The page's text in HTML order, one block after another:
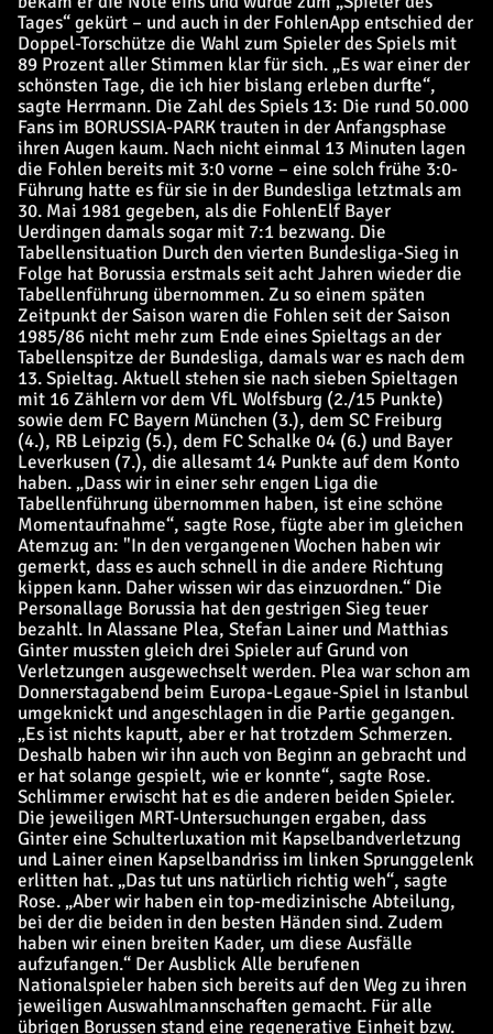
Tages“ gekürt – und auch in der FohlenApp entschied der
Doppel-Torschütze die Wahl zum Spieler des Spiels mit
89 Prozent aller Stimmen klar für sich. „Es war einer der
schönsten Tage, die ich hier bislang erleben durfte“,
sagte Herrmann. Die Zahl des Spiels 13: Die rund 50.000
Fans im BORUSSIA-PARK trauten in der Anfangsphase
ihren Augen kaum. Nach nicht einmal 13 Minuten lagen
die Fohlen bereits mit 3:0 vorne – eine solch frühe 3:0-
Führung hatte es für sie in der Bundesliga letztmals am
30. Mai 1981 gegeben, als die FohlenElf Bayer
Uerdingen damals sogar mit 7:1 bezwang. Die
Tabellensituation Durch den vierten Bundesliga-Sieg in
Folge hat Borussia erstmals seit acht Jahren wieder die
Tabellenführung übernommen. Zu so einem späten
Zeitpunkt der Saison waren die Fohlen seit der Saison
1985/86 nicht mehr zum Ende eines Spieltags an der
Tabellenspitze der Bundesliga, damals war es nach dem
13. Spieltag. Aktuell stehen sie nach sieben Spieltagen
mit 16 Zählern vor dem VfL Wolfsburg (2./15 Punkte)
sowie dem FC Bayern München (3.), dem SC Freiburg
(4.), RB Leipzig (5.), dem FC Schalke 04 (6.) und Bayer
Leverkusen (7.), die allesamt 14 Punkte auf dem Konto
haben. „Dass wir in einer sehr engen Liga die
Tabellenführung übernommen haben, ist eine schöne
Momentaufnahme“, sagte Rose, fügte aber im gleichen
Atemzug an: "In den vergangenen Wochen haben wir
gemerkt, dass es auch schnell in die andere Richtung
kippen kann. Daher wissen wir das einzuordnen.“ Die
Personallage Borussia hat den gestrigen Sieg teuer
bezahlt. In Alassane Plea, Stefan Lainer und Matthias
Ginter mussten gleich drei Spieler auf Grund von
Verletzungen ausgewechselt werden. Plea war schon am
Donnerstagabend beim Europa-Legaue-Spiel in Istanbul
umgeknickt und angeschlagen in die Partie gegangen.
„Es ist nichts kaputt, aber er hat trotzdem Schmerzen.
Deshalb haben wir ihn auch von Beginn an gebracht und
er hat solange gespielt, wie er konnte“, sagte Rose.
Schlimmer erwischt hat es die anderen beiden Spieler.
Die jeweiligen MRT-Untersuchungen ergaben, dass
Ginter eine Schulterluxation mit Kapselbandverletzung
und Lainer einen Kapselbandriss im linken Sprunggelenk
erlitten hat. „Das tut uns natürlich richtig weh“, sagte
Rose. „Aber wir haben ein top-medizinische Abteilung,
bei der die beiden in den besten Händen sind. Zudem
haben wir einen breiten Kader, um diese Ausfälle
aufzufangen.“ Der Ausblick Alle berufenen
Nationalspieler haben sich bereits auf den Weg zu ihren
jeweiligen Auswahlmannschaften gemacht. Für alle
übrigen Borussen stand eine regenerative Einheit bzw.